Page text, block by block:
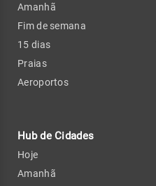
Amanhã
Fim de semana
15 dias
Praias
Aeroportos
Hub de Cidades
Hoje
Amanhã